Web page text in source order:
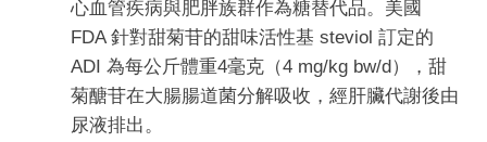
心血管疾病與肥胖族群作為糖替代品。美國
FDA 針對甜菊苷的甜味活性基 steviol 訂定的
ADI 為每公斤體重4毫克 （4 mg/kg bw/d），甜
菊醣苷在大腸腸道菌分解吸收，經肝臟代謝後由
尿液排出。